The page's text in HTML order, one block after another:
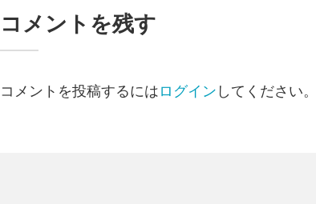
コメントを残す
コメントを投稿するにはログイン してください